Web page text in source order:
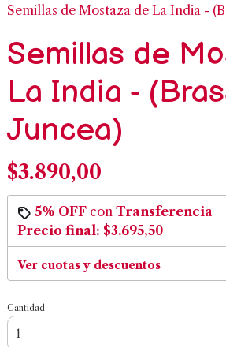
Semillas de Mostaza de La India -
Semillas de
La India -
Juncea)
$3.890,00
5% OFFcon Transferencia
Precio final: $3.695,50
Ver cuotas y descuentos
Cantidad